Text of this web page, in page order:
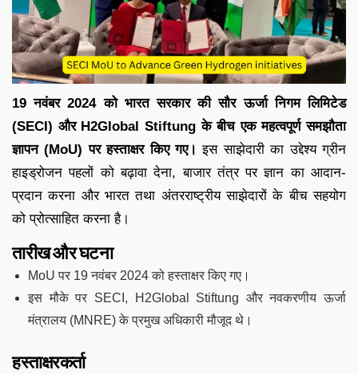
19 नवंबर 2024 को भारत सरकार की सौर ऊर्जा निगम लिमिटेड
(SECI) और H2Global Stiftung के बीच एक महत्वपूर्ण समझौता
ज्ञापन (MoU) पर हस्ताक्षर किए गए। इस साझेदारी का उद्देश्य ग्रीन
हाइड्रोजन पहलों को बढ़ावा देना, बाजार तंत्र पर ज्ञान का आदान-
प्रदान करना और भारत तथा अंतरराष्ट्रीय साझेदारों के बीच सहयोग
को प्रोत्साहित करना है।
तारीख और घटना
MoU पर 19 नवंबर 2024 को हस्ताक्षर किए गए।
इस मौके पर SECI, H2Global Stiftung और नवकरणीय ऊर्जा
मंत्रालय (MNRE) के प्रमुख अधिकारी मौजूद थे।
हस्ताक्षरकर्ता